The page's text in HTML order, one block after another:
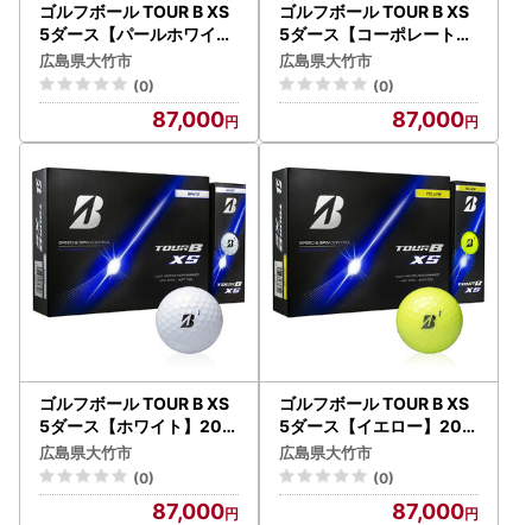
ゴルフボール TOUR B XS
5ダース【パールホワイト
】2026年モデル BRIDGE
STONE ブリヂストン ツア
ーB｜60個入り [2354]
広島県大竹市
(0)
87,000
ゴルフボール TOUR B XS
5ダース【コーポレート色
】2026年モデル BRIDGE
STONE ブリヂストン ツア
ーB｜60個入り [2356]
広島県大竹市
(0)
87,000
ゴルフボール TOUR B XS
5ダース【ホワイト】202
6年モデル BRIDGESTONE
ブリヂストン ツアーB｜6
0個入り [2353]
広島県大竹市
(0)
87,000
ゴルフボール TOUR B XS
5ダース【イエロー】202
6年モデル BRIDGESTONE
ブリヂストン ツアーB｜6
0個入り [2355]
広島県大竹市
(0)
87,000